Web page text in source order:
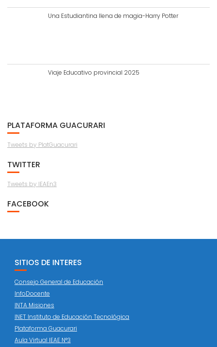
Una Estudiantina llena de magia-Harry Potter
Viaje Educativo provincial 2025
PLATAFORMA GUACURARI
Tweets by PlatGuacurari
TWITTER
Tweets by IEAEn3
FACEBOOK
SITIOS DE INTERES
Consejo General de Educación
InfoDocente
INTA Misiones
INET Instituto de Educación Tecnológica
Plataforma Guacurari
Aula Virtual IEAE N°3